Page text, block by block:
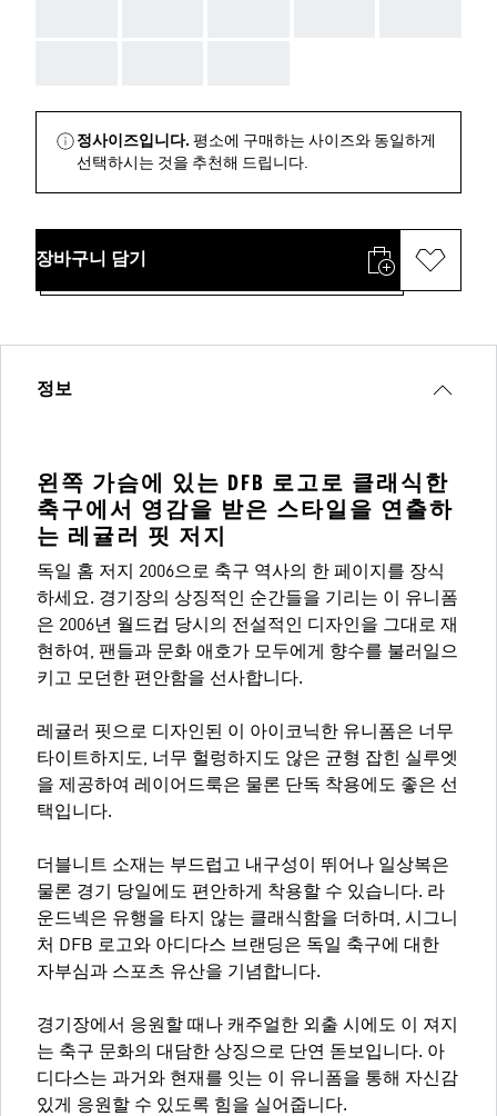
정사이즈입니다. 평소에 구매하는 사이즈와 동일하게
선택하시는 것을 추천해 드립니다.
장바구니 담기
정보
왼쪽 가슴에 있는 DFB 로고로 클래식한
축구에서 영감을 받은 스타일을 연출하
는 레귤러 핏 저지
독일 홈 저지 2006으로 축구 역사의 한 페이지를 장식
하세요. 경기장의 상징적인 순간들을 기리는 이 유니폼
은 2006년 월드컵 당시의 전설적인 디자인을 그대로 재
현하여, 팬들과 문화 애호가 모두에게 향수를 불러일으
키고 모던한 편안함을 선사합니다.
레귤러 핏으로 디자인된 이 아이코닉한 유니폼은 너무
타이트하지도, 너무 헐렁하지도 않은 균형 잡힌 실루엣
을 제공하여 레이어드룩은 물론 단독 착용에도 좋은 선
택입니다.
더블니트 소재는 부드럽고 내구성이 뛰어나 일상복은
물론 경기 당일에도 편안하게 착용할 수 있습니다. 라
운드넥은 유행을 타지 않는 클래식함을 더하며, 시그니
처 DFB 로고와 아디다스 브랜딩은 독일 축구에 대한
자부심과 스포츠 유산을 기념합니다.
경기장에서 응원할 때나 캐주얼한 외출 시에도 이 져지
는 축구 문화의 대담한 상징으로 단연 돋보입니다. 아
디다스는 과거와 현재를 잇는 이 유니폼을 통해 자신감
있게 응원할 수 있도록 힘을 실어줍니다.